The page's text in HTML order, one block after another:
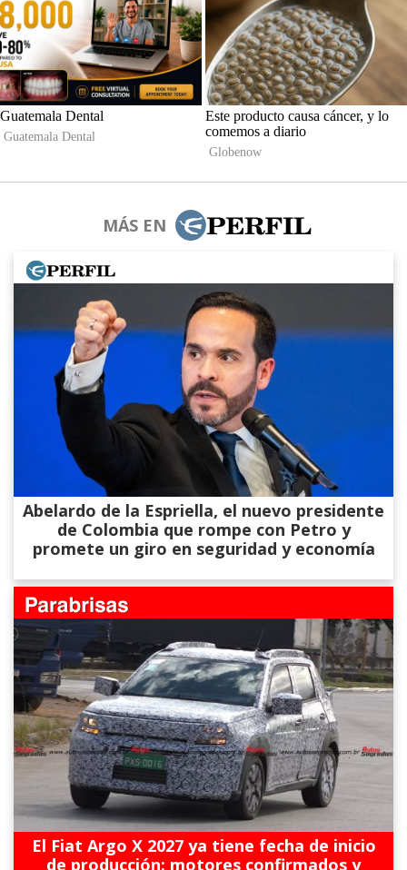
MÁS EN
Abelardo de la Espriella, el nuevo presidente
de Colombia que rompe con Petro y
promete un giro en seguridad y economía
El Fiat Argo X 2027 ya tiene fecha de inicio
de producción: motores confirmados y